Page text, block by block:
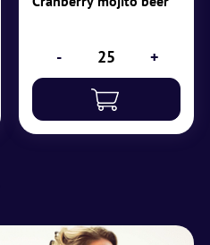
- +
300
₽